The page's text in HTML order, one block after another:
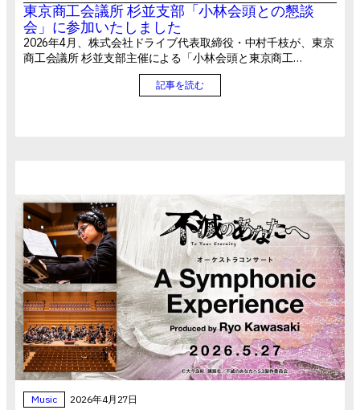
東京商工会議所 杉並支部「小林会頭との懇談
会」に参加いたしました
2026年4月、株式会社ドライブ代表取締役・中村千枝が、東京
商工会議所 杉並支部主催による「小林会頭と東京商工…
記事を読む
Music 2026年4月27日